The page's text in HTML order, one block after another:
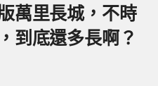
萬里長城，不時
到底還多長啊？